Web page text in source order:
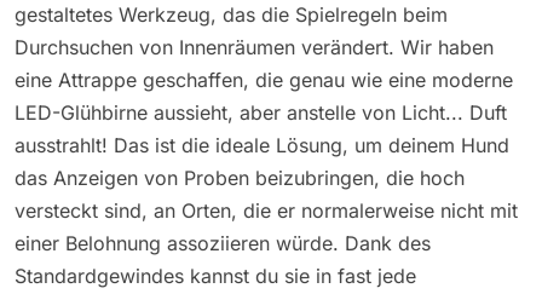
gestaltetes Werkzeug, das die Spielregeln beim
Durchsuchen von Innenräumen verändert. Wir haben
eine Attrappe geschaffen, die genau wie eine moderne
LED-Glühbirne aussieht, aber anstelle von Licht... Duft
ausstrahlt! Das ist die ideale Lösung, um deinem Hund
das Anzeigen von Proben beizubringen, die hoch
versteckt sind, an Orten, die er normalerweise nicht mit
einer Belohnung assoziieren würde. Dank des
Standardgewindes kannst du sie in fast jede